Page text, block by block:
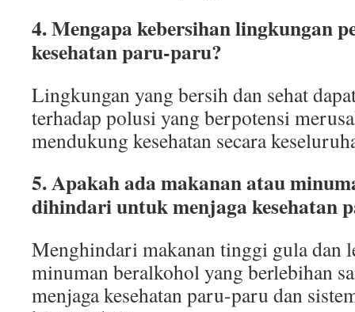
4. Mengapa kebersihan lingkungan
kesehatan paru-paru?
Lingkungan yang bersih dan sehat
terhadap polusi yang berpotensi
mendukung kesehatan secara
5. Apakah ada makanan atau
dihindari untuk menjaga kesehatan
Menghindari makanan tinggi gula dan
minuman beralkohol yang berlebihan
menjaga kesehatan paru-paru dan